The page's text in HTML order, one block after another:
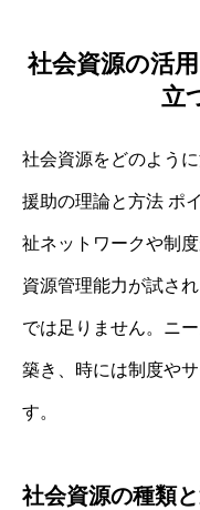
社会資源の活
立
社会資源をどのよう
援助の理論と方法 ポ
祉ネットワークや制
資源管理能力が試さ
では足りません。ニ
築き、時には制度や
す。
社会資源の種類